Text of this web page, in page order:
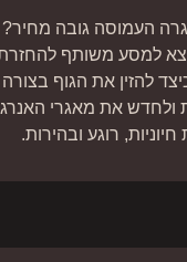
העמוסה גובה מחיר?
למסע משותף להחזרת
להזין את הגוף
ולחדש את מאגרי
רוגע ובהירות.